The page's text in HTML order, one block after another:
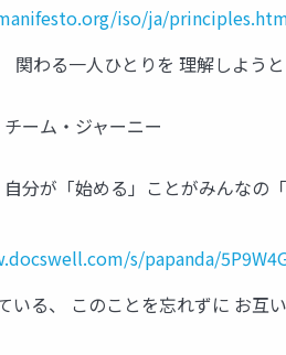
iso/ja/
関わる一人ひとりを 理解しよう
ーム・ジャーニー
自分が「始める」ことがみんな
s/papanda/
いる、 このことを忘れずに お互